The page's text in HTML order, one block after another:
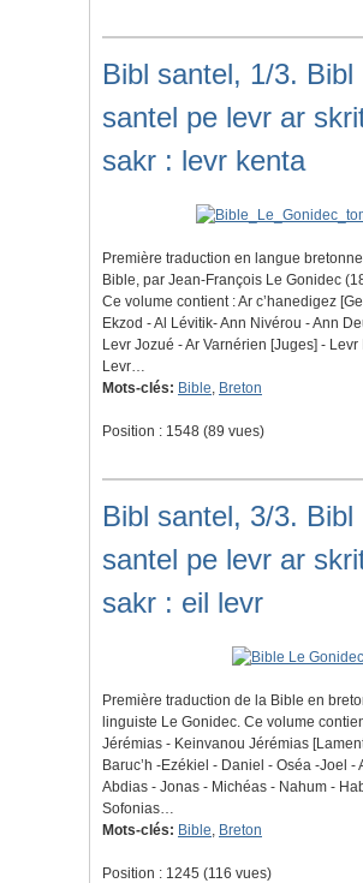
Bibl santel, 1/3. Bibl
santel pe levr ar
sakr : levr kenta
Première traduction en langue
Bible, par Jean-François Le Gonidec
Ce volume contient : Ar c’hanedigez
Ekzod - Al Lévitik- Ann Nivérou - Ann
Levr Jozué - Ar Varnérien [Juges] - Levr
Levr…
Mots-clés: Bible, Breton
Position : 1548 (89 vues)
Bibl santel, 3/3. Bibl
santel pe levr ar
sakr : eil levr
Première traduction de la Bible en
linguiste Le Gonidec. Ce volume
Jérémias - Keinvanou Jérémias
Baruc’h -Ezékiel - Daniel - Oséa -Joel -
Abdias - Jonas - Michéas - Nahum -
Sofonias…
Mots-clés: Bible, Breton
Position : 1245 (116 vues)